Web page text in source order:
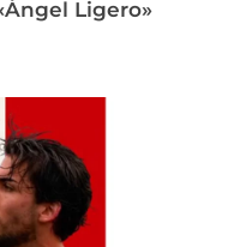
Ligero»